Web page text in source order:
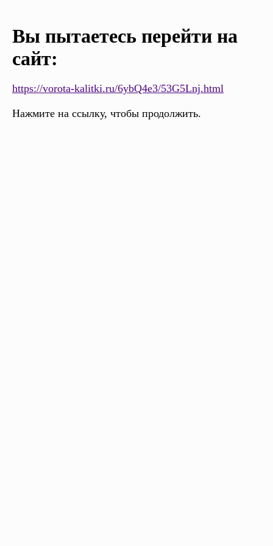
Вы пытаетесь перейти на
сайт:
https://vorota-kalitki.ru/6ybQ4e3/53G5Lnj.html
Нажмите на ссылку, чтобы продолжить.